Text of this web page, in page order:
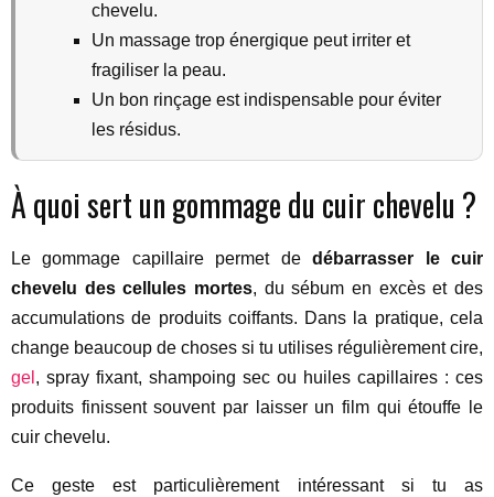
chevelu.
Un massage trop énergique peut irriter et
fragiliser la peau.
Un bon rinçage est indispensable pour éviter
les résidus.
À quoi sert un gommage du cuir chevelu ?
Le gommage capillaire permet dedébarrasser le cuir
chevelu des cellules mortes, du sébum en excès et des
accumulations de produits coiffants. Dans la pratique, cela
change beaucoup de choses si tu utilises régulièrement cire,
gel , spray fixant, shampoing sec ou huiles capillaires : ces
produits finissent souvent par laisser un film qui étouffe le
cuir chevelu.
Ce geste est particulièrement intéressant si tu as